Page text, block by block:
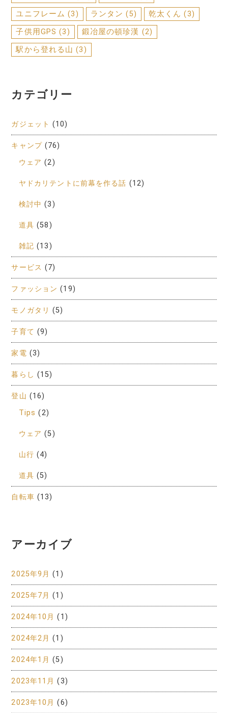
ユニフレーム (3) ランタン (5) 乾太くん (3)
子供用GPS (3) 鍛冶屋の頓珍漢 (2)
駅から登れる山 (3)
カテゴリー
ガジェット (10)
キャンプ(76)
ウェア (2)
ヤドカリテントに前幕を作る話 (12)
検討中 (3)
道具 (58)
雑記 (13)
サービス (7)
ファッション (19)
モノガタリ (5)
子育て (9)
家電 (3)
暮らし (15)
登山 (16)
Tips (2)
ウェア (5)
山行 (4)
道具 (5)
自転車 (13)
アーカイブ
2025年9月 (1)
2025年7月 (1)
2024年10月 (1)
2024年2月 (1)
2024年1月 (5)
2023年11月 (3)
2023年10月 (6)